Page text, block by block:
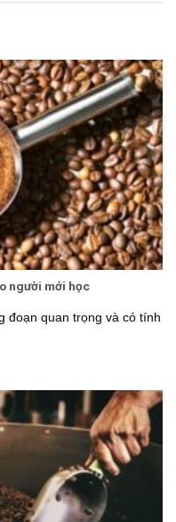
người mới học
đoạn quan trọng và có tính